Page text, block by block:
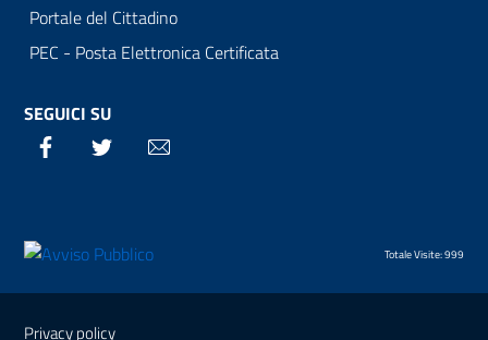
Portale del Cittadino
PEC - Posta Elettronica Certificata
SEGUICI SU
Facebook Twitter
Totale Visite: 999
Sezione Link Utili
Privacy policy